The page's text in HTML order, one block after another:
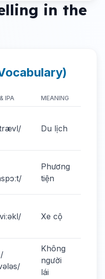
in the
IPA MEANING
Du lịch
Phương
tiện
Xe cộ
Không
người
lái